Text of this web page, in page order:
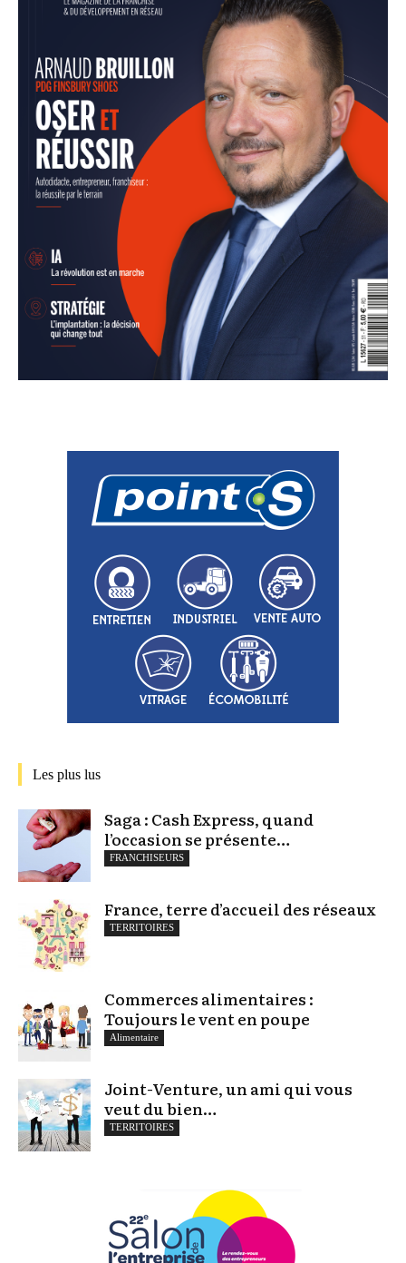
Les plus lus
Saga : Cash Express, quand
l’occasion se présente…
FRANCHISEURS
France, terre d’accueil des réseaux
TERRITOIRES
Commerces alimentaires :
Toujours le vent en poupe
Alimentaire
Joint-Venture, un ami qui vous
veut du bien…
TERRITOIRES